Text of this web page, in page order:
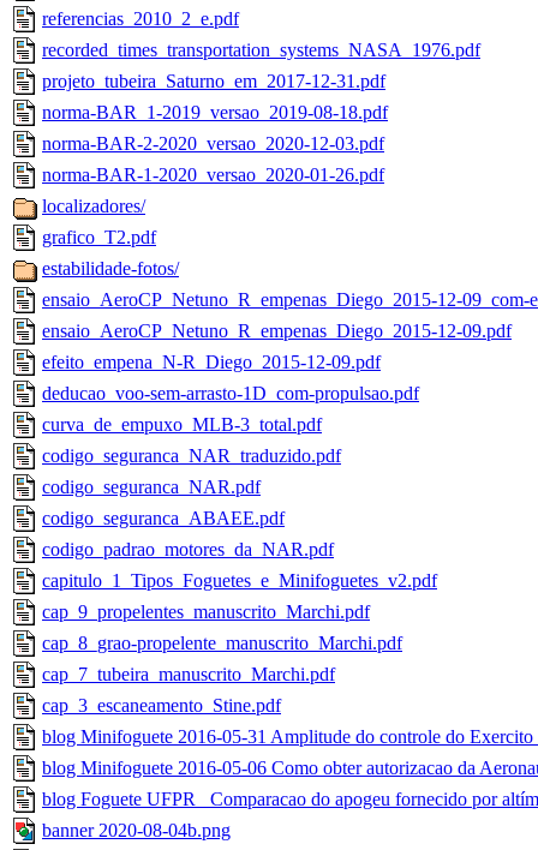
referencias_2010_2_e.pdf
recorded_times_transportation_systems_NASA_1976.pdf
projeto_tubeira_Saturno_em_2017-12-31.pdf
norma-BAR_1-2019_versao_2019-08-18.pdf
norma-BAR-2-2020_versao_2020-12-03.pdf
norma-BAR-1-2020_versao_2020-01-26.pdf
localizadores/
grafico_T2.pdf
estabilidade-fotos/
ensaio_AeroCP_Netuno_R_empenas_Diego_2015-12-09_com-
ensaio_AeroCP_Netuno_R_empenas_Diego_2015-12-09.pdf
efeito_empena_N-R_Diego_2015-12-09.pdf
deducao_voo-sem-arrasto-1D_com-propulsao.pdf
curva_de_empuxo_MLB-3_total.pdf
codigo_seguranca_NAR_traduzido.pdf
codigo_seguranca_NAR.pdf
codigo_seguranca_ABAEE.pdf
codigo_padrao_motores_da_NAR.pdf
capitulo_1_Tipos_Foguetes_e_Minifoguetes_v2.pdf
cap_9_propelentes_manuscrito_Marchi.pdf
cap_8_grao-propelente_manuscrito_Marchi.pdf
cap_7_tubeira_manuscrito_Marchi.pdf
cap_3_escaneamento_Stine.pdf
blog Minifoguete 2016-05-31 Amplitude do controle do
blog Minifoguete 2016-05-06 Como obter autorizacao da
blog Foguete UFPR_ Comparacao do apogeu fornecido por
banner 2020-08-04b.png